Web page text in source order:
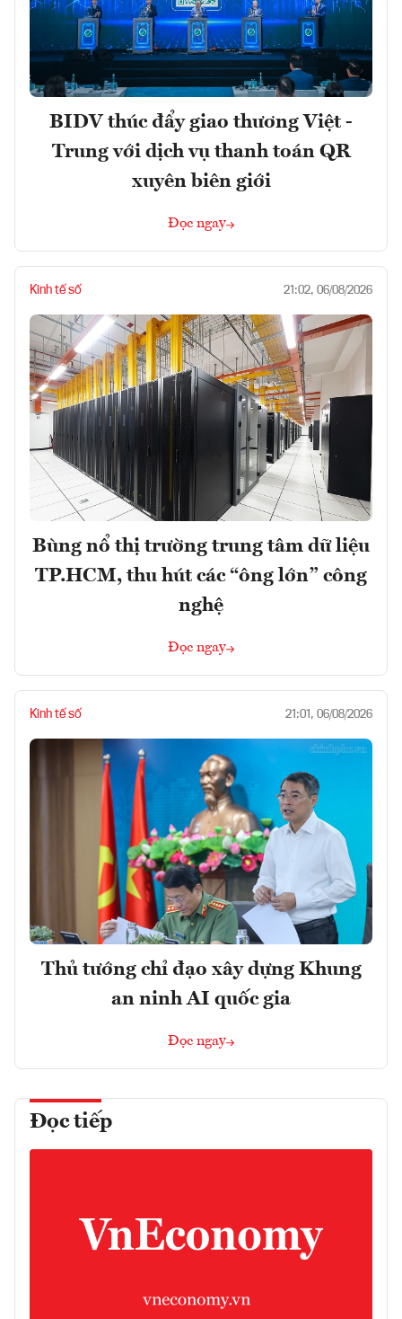
BIDV thúc đẩy giao thương Việt -
Trung với dịch vụ thanh toán QR
xuyên biên giới
Đọc ngay
Kinh tế số 21:02, 06/08/2026
Bùng nổ thị trường trung tâm dữ liệu
TP.HCM, thu hút các “ông lớn” công
nghệ
Đọc ngay
Kinh tế số 21:01, 06/08/2026
Thủ tướng chỉ đạo xây dựng Khung
an ninh AI quốc gia
Đọc ngay
Đọc tiếp